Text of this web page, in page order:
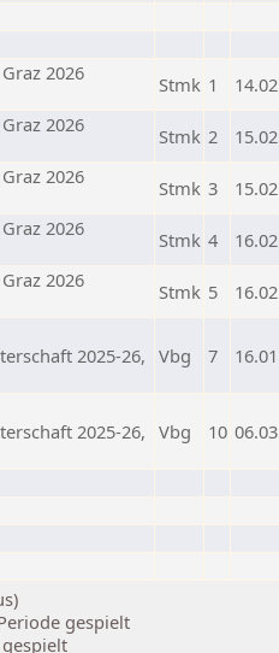
2026
Stmk 1
2026
Stmk 2
2026
Stmk 3
2026
Stmk 4
2026
Stmk 5
2025-26, Vbg 7
2025-26, Vbg 10
gespielt